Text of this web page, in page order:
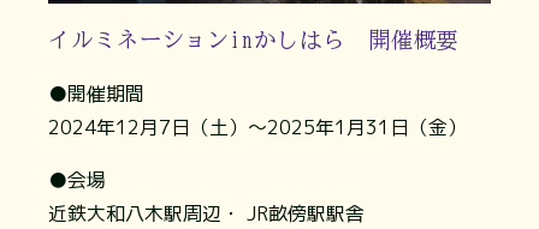
イルミネーションinかしはら 開催概要
●開催期間
2024年12月7日（土）～2025年1月31日（金）
●会場
近鉄大和八木駅周辺・ JR畝傍駅駅舎